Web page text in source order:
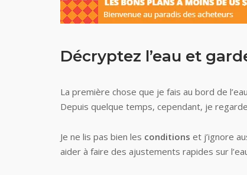
Décryptez l’eau et
La première chose que je fais au bord de
Depuis quelque temps, cependant, je
Je ne lis pas bien les conditions et j’ignore
aider à faire des ajustements rapides sur